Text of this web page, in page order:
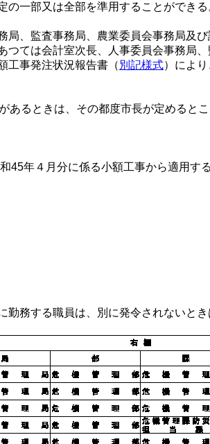
の一部又は全部を準用することができる
、監査事務局、農業委員会事務局及
ては会計室次長、人事委員会事務局
工事発注状況報告書（ 別記様式）によ
るときは、その都度市長が定めると
年４月分に係る小額工事から適用する
務する職員は、別に発令されないと